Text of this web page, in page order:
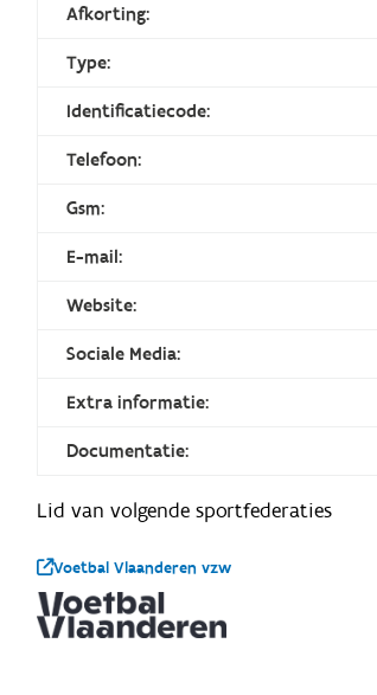
Afkorting:
Type:
Identificatiecode:
Telefoon:
Gsm:
E-mail:
Website:
Sociale Media:
Extra informatie:
Documentatie:
Lid van volgende sportfederaties
Voetbal Vlaanderen vzw